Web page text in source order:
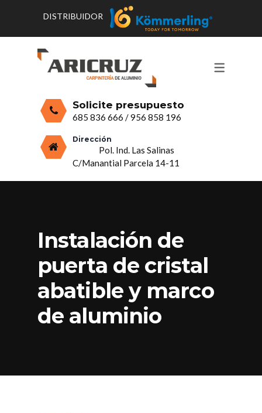
PRODUCTOS
PUERTAS, VENTANAS Y
CERRAMIENTOS, PORCHES Y TECHOS
ALUMINIO
CONTACTO Y HORARIOS
PRESUPUESTO
DISTRIBUIDOR
Solicite presupuesto
685 836 666 /956 858 196
Dirección
Pol. Ind. Las Salinas
C/Manantial Parcela 14-11
Instalación de
puerta de cristal
abatible y marco
de aluminio